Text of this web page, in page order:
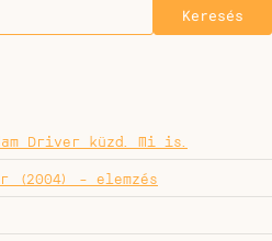
Keresés
Driver küzd. Mi is.
(2004) – elemzés